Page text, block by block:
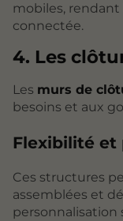
mobiles,
connectée.
4. Les
Les murs de
besoins et aux
Flexibilité et
Ces structures
assemblées et
personnalisation